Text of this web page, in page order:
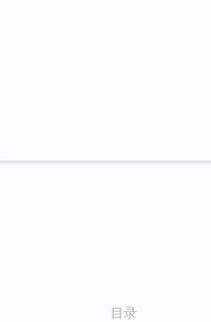
目录